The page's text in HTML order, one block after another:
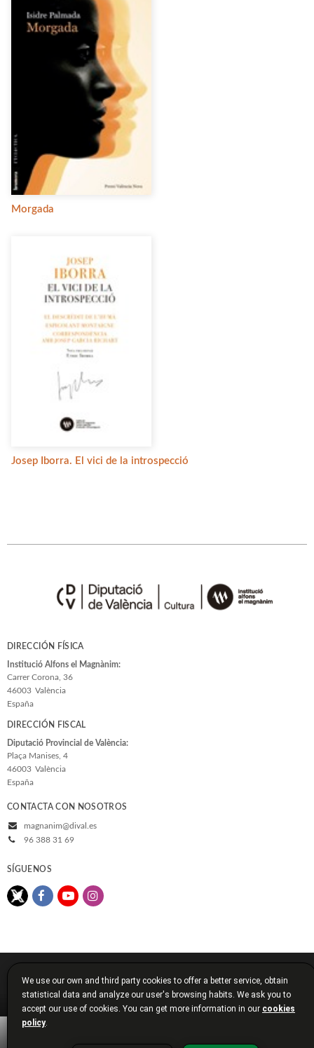
Morgada
Josep Iborra. El vici de la introspecció
DIRECCIÓN FÍSICA
Institució Alfons el Magnànim:
Carrer Corona, 36
46003 València
España
DIRECCIÓN FISCAL
Diputació Provincial de València:
Plaça Manises, 4
46003 València
España
CONTACTA CON NOSOTROS
magnanim@dival.es
96 388 31 69
SÍGUENOS
Aviso legal Política de cookies
Política de privacidad
Condiciones de compra
Diputación de Valencia
We use our own and third party cookies to offer a better service, obtain
statistical data and analyze our user's browsing habits. We ask you to
accept our use of cookies. You can get more information in our cookies
policy.